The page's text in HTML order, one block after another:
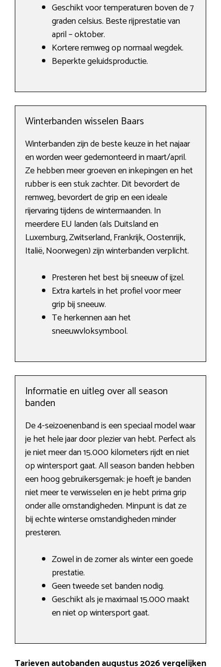
Geschikt voor temperaturen boven de 7
graden celsius. Beste rijprestatie van
april – oktober.
Kortere remweg op normaal wegdek.
Beperkte geluidsproductie.
Winterbanden wisselen Baars
Winterbanden zijn de beste keuze in het najaar
en worden weer gedemonteerd in maart/april.
Ze hebben meer groeven en inkepingen en het
rubber is een stuk zachter. Dit bevordert de
remweg, bevordert de grip en een ideale
rijervaring tijdens de wintermaanden. In
meerdere EU landen (als Duitsland en
Luxemburg, Zwitserland, Frankrijk, Oostenrijk,
Italië, Noorwegen) zijn winterbanden verplicht.
Presteren het best bij sneeuw of ijzel.
Extra kartels in het profiel voor meer
grip bij sneeuw.
Te herkennen aan het
sneeuwvloksymbool.
Informatie en uitleg over all season
banden
De 4-seizoenenband is een speciaal model waar
je het hele jaar door plezier van hebt. Perfect als
je niet meer dan 15.000 kilometers rijdt en niet
op wintersport gaat. All season banden hebben
een hoog gebruikersgemak: je hoeft je banden
niet meer te verwisselen en je hebt prima grip
onder alle omstandigheden. Minpunt is dat ze
bij echte winterse omstandigheden minder
presteren.
Zowel in de zomer als winter een goede
prestatie.
Geen tweede set banden nodig.
Geschikt als je maximaal 15.000 maakt
en niet op wintersport gaat.
Tarieven autobanden augustus 2026 vergelijken